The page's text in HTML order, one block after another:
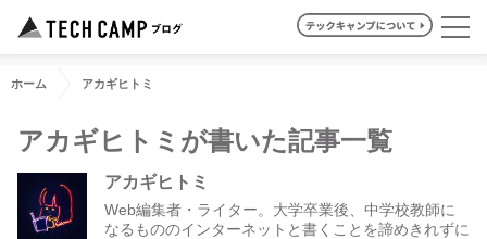
ホーム アカギヒトミ
アカギヒトミが書いた記事一覧
アカギヒトミ
Web編集者・ライター。大学卒業後、中学校教師に
なるもののインターネットと書くことを諦めきれずに